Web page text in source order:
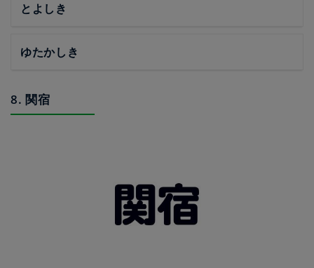
とよしき
ゆたかしき
8. 関宿